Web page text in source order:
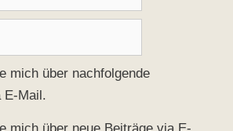
mich über nachfolgende
E-Mail.